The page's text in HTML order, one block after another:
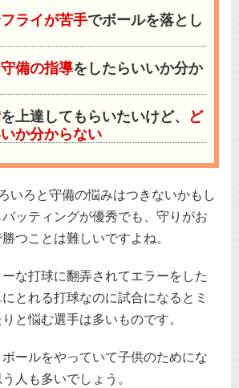
ライが苦手でボールを落とし
守備の指導をしたらいいか分か
を上達してもらいたいけど、 ど
か分からない
いろと守備の悩みはつきないかもし
ッティングが優秀でも、守りがお
つことは難しいですよね。
な打球に翻弄されてエラーをした
とれる打球なのに試合になるとミ
と悩む選手は多いものです。
ールをやっていて子供のためにな
人も多いでしょう。